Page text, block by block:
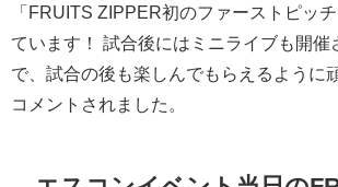
「 FRUITS ZIPPER初のファーストピッチ
ています！
試合後にはミニライブも開催
で、試合の後も楽しんでもらえるように
コメントされました。